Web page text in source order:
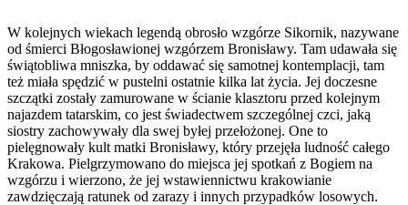
W kolejnych wiekach legendą obrosło wzgórze Sikornik, nazywane
od śmierci Błogosławionej wzgórzem Bronisławy. Tam udawała się
świątobliwa mniszka, by oddawać się samotnej kontemplacji, tam
też miała spędzić w pustelni ostatnie kilka lat życia. Jej doczesne
szczątki zostały zamurowane w ścianie klasztoru przed kolejnym
najazdem tatarskim, co jest świadectwem szczególnej czci, jaką
siostry zachowywały dla swej byłej przełożonej. One to
pielęgnowały kult matki Bronisławy, który przejęła ludność całego
Krakowa. Pielgrzymowano do miejsca jej spotkań z Bogiem na
wzgórzu i wierzono, że jej wstawiennictwu krakowianie
zawdzięczają ratunek od zarazy i innych przypadków losowych.